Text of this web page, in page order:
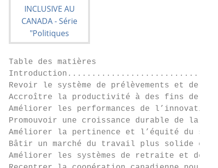
Table des matières
Revoir le système de prélèvements et
Accroître la productivité à des
Améliorer les performances de
Promouvoir une croissance durable
Améliorer la pertinence et l’équité du
Bâtir un marché du travail plus
Améliorer les systèmes de